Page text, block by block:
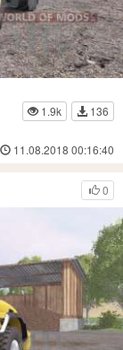
1.9k
136
11.08.2018 00:16:40
0